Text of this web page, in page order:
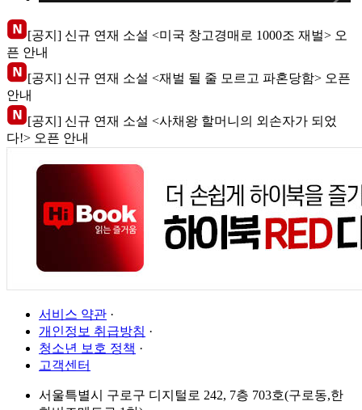
[공지] 신규 연재 소설 <미국 창고경매로 1000조 재벌> 오
픈 안내
[공지] 신규 연재 소설 <재벌 될 줄 모르고 파혼당함> 오픈
안내
[공지] 신규 연재 소설 <사채왕 할머니의 외손자가 되었
다!> 오픈 안내
서비스 약관 ·
개인정보 취급방침 ·
청소년 보호 정책 ·
고객센터
서울특별시 구로구 디지털로 242, 7층 703호(구로동,한